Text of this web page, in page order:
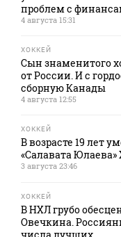
проблем с
4 августа 15:31
ХОККЕЙ
Сын знаменитого
от России. И с
сборную Канады
4 августа 12:55
ХОККЕЙ
В возрасте 19 лет
«Салавата Юлаева»
3 августа 23:46
ХОККЕЙ
В НХЛ грубо
Овечкина.